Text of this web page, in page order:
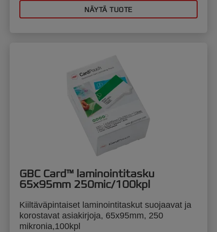
NÄYTÄ TUOTE
GBC Card™ laminointitasku
65x95mm 250mic/100kpl
Kiiltäväpintaiset laminointitaskut suojaavat ja
korostavat asiakirjoja, 65x95mm, 250
mikronia,100kpl